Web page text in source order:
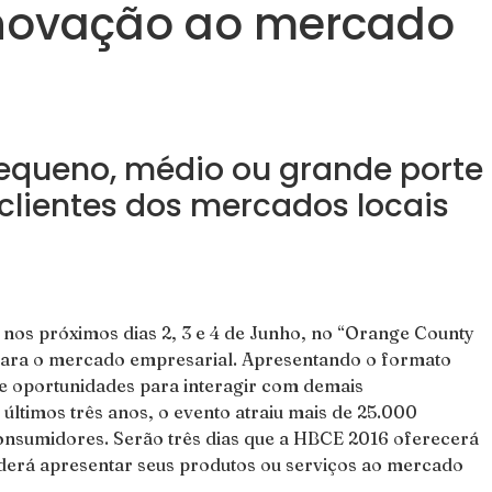
ao mercado
médio ou grande porte
dos mercados locais
próximos dias 2, 3 e 4 de Junho, no “Orange County
o mercado empresarial. Apresentando o formato
oportunidades para interagir com demais
três anos, o evento atraiu mais de 25.000
Serão três dias que a HBCE 2016 oferecerá
apresentar seus produtos ou serviços ao mercado